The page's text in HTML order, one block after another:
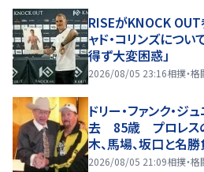
RISEがKNOCK
ャド・コリンズについ
得ず大変困惑」
2026/08/05 23:16相撲・格
ドリー・ファンク・ジ
去 85歳 プロレス
木、馬場、坂口と名
2026/08/05 21:09相撲・格